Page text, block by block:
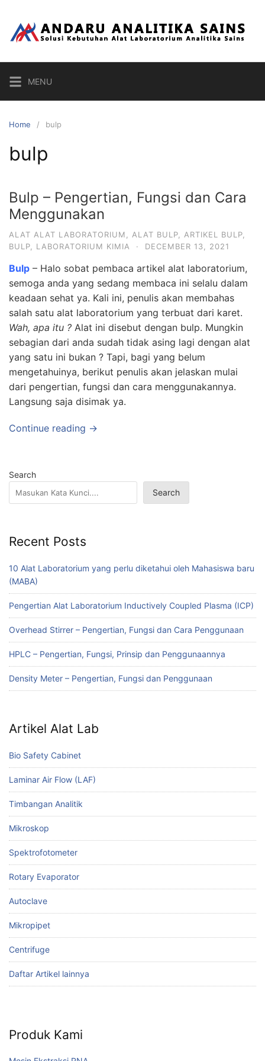
content
MENU
Home bulp
bulp
Bulp – Pengertian, Fungsi dan Cara
Menggunakan
ALAT ALAT LABORATORIUM ALAT BULP ARTIKEL BULP
BULP
LABORATORIUM KIMIA · DECEMBER 13, 2021
Bulp – Halo sobat pembaca artikel alat laboratorium,
semoga anda yang sedang membaca ini selalu dalam
keadaan sehat ya. Kali ini, penulis akan membahas
salah satu alat laboratorium yang terbuat dari karet.
Wah, apa itu ? Alat ini disebut dengan bulp. Mungkin
sebagian dari anda sudah tidak asing lagi dengan alat
yang satu ini bukan ? Tapi, bagi yang belum
mengetahuinya, berikut penulis akan jelaskan mulai
dari pengertian, fungsi dan cara menggunakannya.
Langsung saja disimak ya.
Continue reading →
Search
Search
Recent Posts
10 Alat Laboratorium yang perlu diketahui oleh Mahasiswa baru
(MABA)
Pengertian Alat Laboratorium Inductively Coupled Plasma (ICP)
Overhead Stirrer – Pengertian, Fungsi dan Cara Penggunaan
HPLC – Pengertian, Fungsi, Prinsip dan Penggunaannya
Density Meter – Pengertian, Fungsi dan Penggunaan
Artikel Alat Lab
Bio Safety Cabinet
Laminar Air Flow (LAF)
Timbangan Analitik
Mikroskop
Spektrofotometer
Rotary Evaporator
Autoclave
Mikropipet
Centrifuge
Daftar Artikel lainnya
Produk Kami